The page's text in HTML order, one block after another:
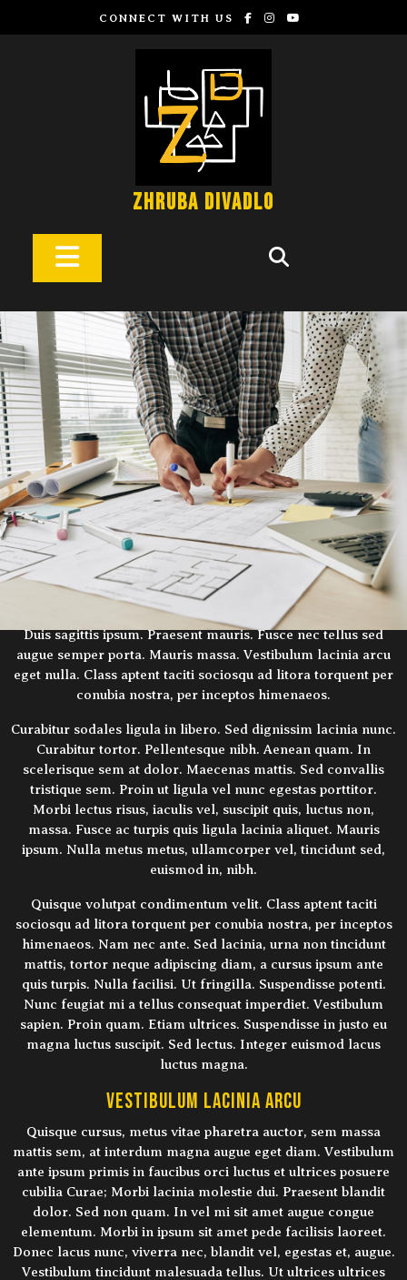
CONNECT WITH US
Zhruba Divadlo
25 října, 2016 Zhruba divadlo
Lorem ipsum dolor sit amet, consectetur adipiscing elit.
Integer nec odio. Praesent libero. Sed cursus ante dapibus
diam. Sed nisi. Nulla quis sem at nibh elementum imperdiet.
Duis sagittis ipsum. Praesent mauris. Fusce nec tellus sed
augue semper porta. Mauris massa. Vestibulum lacinia arcu
eget nulla. Class aptent taciti sociosqu ad litora torquent per
conubia nostra, per inceptos himenaeos.
Curabitur sodales ligula in libero. Sed dignissim lacinia nunc.
Curabitur tortor. Pellentesque nibh. Aenean quam. In
scelerisque sem at dolor. Maecenas mattis. Sed convallis
tristique sem. Proin ut ligula vel nunc egestas porttitor.
Morbi lectus risus, iaculis vel, suscipit quis, luctus non,
massa. Fusce ac turpis quis ligula lacinia aliquet. Mauris
ipsum. Nulla metus metus, ullamcorper vel, tincidunt sed,
euismod in, nibh.
Quisque volutpat condimentum velit. Class aptent taciti
sociosqu ad litora torquent per conubia nostra, per inceptos
himenaeos. Nam nec ante. Sed lacinia, urna non tincidunt
mattis, tortor neque adipiscing diam, a cursus ipsum ante
quis turpis. Nulla facilisi. Ut fringilla. Suspendisse potenti.
Nunc feugiat mi a tellus consequat imperdiet. Vestibulum
sapien. Proin quam. Etiam ultrices. Suspendisse in justo eu
magna luctus suscipit. Sed lectus. Integer euismod lacus
luctus magna.
Vestibulum lacinia arcu
Quisque cursus, metus vitae pharetra auctor, sem massa
mattis sem, at interdum magna augue eget diam. Vestibulum
ante ipsum primis in faucibus orci luctus et ultrices posuere
cubilia Curae; Morbi lacinia molestie dui. Praesent blandit
dolor. Sed non quam. In vel mi sit amet augue congue
elementum. Morbi in ipsum sit amet pede facilisis laoreet.
Donec lacus nunc, viverra nec, blandit vel, egestas et, augue.
Vestibulum tincidunt malesuada tellus. Ut ultrices ultrices